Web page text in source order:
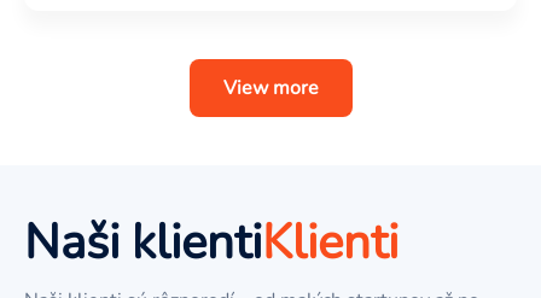
View more
Naši klientiKlienti